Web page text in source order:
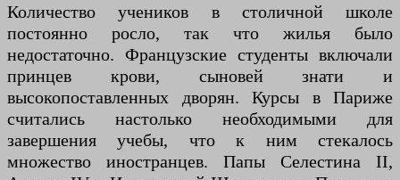
Количество учеников в столичной школе
постоянно росло, так что жилья было
недостаточно. Французские студенты включали
принцев крови, сыновей знати и
высокопоставленных дворян. Курсы в Париже
считались настолько необходимыми для
завершения учебы, что к ним стекалось
множество иностранцев. Папы Селестина II,